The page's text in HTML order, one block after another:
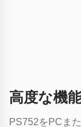
高度な機
PS752をPCま